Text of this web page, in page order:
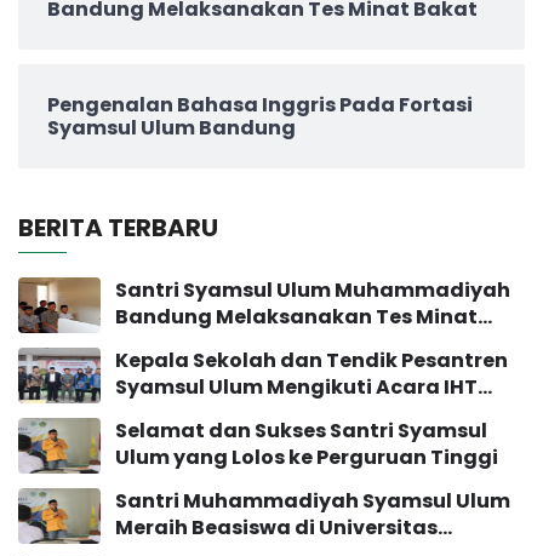
Bandung Melaksanakan Tes Minat Bakat
Pengenalan Bahasa Inggris Pada Fortasi
Syamsul Ulum Bandung
BERITA TERBARU
Santri Syamsul Ulum Muhammadiyah
Bandung Melaksanakan Tes Minat
Kepala Sekolah dan Tendik Pesantren
Syamsul Ulum Mengikuti Acara IHT
Selamat dan Sukses Santri Syamsul
Ulum yang Lolos ke Perguruan Tinggi
Santri Muhammadiyah Syamsul Ulum
Meraih Beasiswa di Universitas